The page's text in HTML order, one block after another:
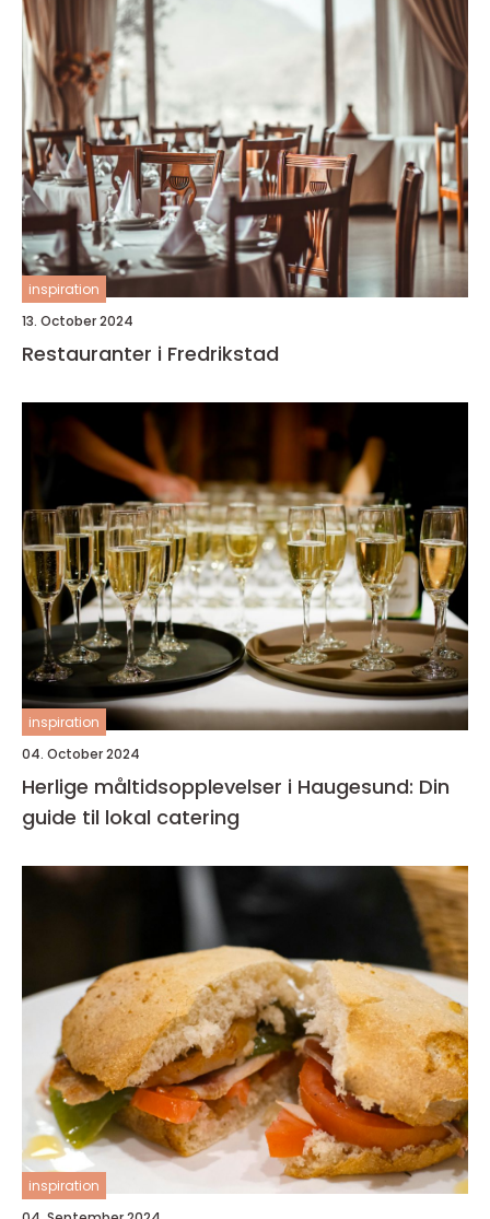
inspiration
13. October 2024
Restauranter i Fredrikstad
inspiration
04. October 2024
Herlige måltidsopplevelser i Haugesund: Din
guide til lokal catering
inspiration